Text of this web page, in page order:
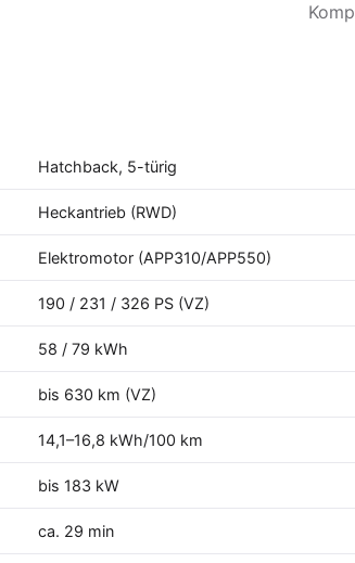
Hatchback, 5-türig
Heckantrieb (RWD)
Elektromotor (APP310/APP550)
190 / 231 / 326 PS (VZ)
58 / 79 kWh
bis 630 km (VZ)
14,1–16,8 kWh/100 km
bis 183 kW
ca. 29 min